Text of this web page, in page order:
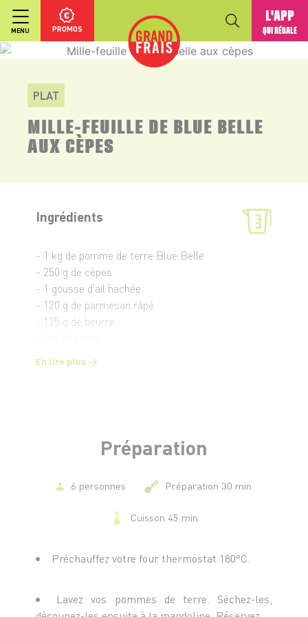
MENU PROMOS
L'APP
QUI RÉGALE
PLAT
MILLE-FEUILLE DE BLUE BELLE
AUX CÈPES
Ingrédients
- 1 kg de pomme de terre Blue Belle
- 250 g de cèpes
- 1 gousse d’ail hachée
- 120 g de parmesan râpé
- 125 g de beurre
En lire plus
Préparation
6 personnes Préparation 30 min
Cuisson 45 min
Préchauffez votre four thermostat 180°C.
Lavez vos pommes de terre. Séchez-les,